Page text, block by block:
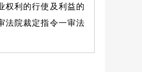
权利的行使及利益的
法院裁定指令一审法